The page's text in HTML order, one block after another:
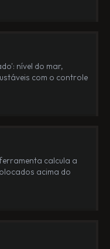
nível do mar,
com o controle
calcula a
acima do